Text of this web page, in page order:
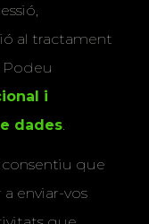
al tractament
Podeu
i
dades.
consentiu que
enviar-vos